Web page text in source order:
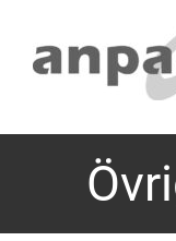
innehållet